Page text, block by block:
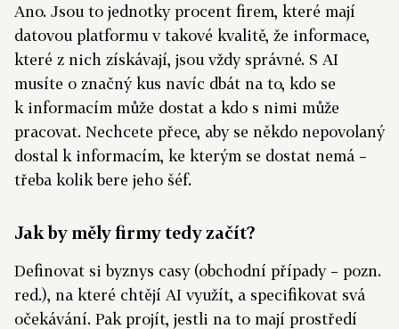
Ano. Jsou to jednotky procent firem, které mají
datovou platformu v takové kvalitě, že informace,
které z nich získávají, jsou vždy správné. S AI
musíte o značný kus navíc dbát na to, kdo se
k informacím může dostat a kdo s nimi může
pracovat. Nechcete přece, aby se někdo nepovolaný
dostal k informacím, ke kterým se dostat nemá –
třeba kolik bere jeho šéf.
Jak by měly firmy tedy začít?
Definovat si byznys casy (obchodní případy – pozn.
red.), na které chtějí AI využít, a specifikovat svá
očekávání. Pak projít, jestli na to mají prostředí